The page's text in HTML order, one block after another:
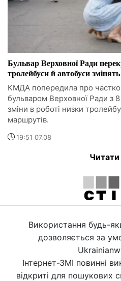
Бульвар Верховної Ради
тролейбуси й автобуси
КМДА попередила про
бульваром Верховної Ради з
зміни в роботі низки
маршрутів.
19:51 07.08
Читати
Використання будь-
дозволяється за
Інтернет-ЗМІ повинні
відкриті для пошукових